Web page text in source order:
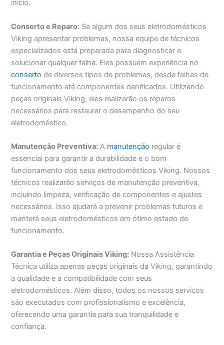
início.
Conserto e Reparo: Se algum dos seus eletrodomésticos
Viking apresentar problemas, nossa equipe de técnicos
especializados está preparada para diagnosticar e
solucionar qualquer falha. Eles possuem experiência no
conserto de diversos tipos de problemas, desde falhas de
funcionamento até componentes danificados. Utilizando
peças originais Viking, eles realizarão os reparos
necessários para restaurar o desempenho do seu
eletrodoméstico.
Manutenção Preventiva: A manutenção regular é
essencial para garantir a durabilidade e o bom
funcionamento dos seus eletrodomésticos Viking. Nossos
técnicos realizarão serviços de manutenção preventiva,
incluindo limpeza, verificação de componentes e ajustes
necessários. Isso ajudará a prevenir problemas futuros e
manterá seus eletrodomésticos em ótimo estado de
funcionamento.
Garantia e Peças Originais Viking: Nossa Assistência
Técnica utiliza apenas peças originais da Viking, garantindo
a qualidade e a compatibilidade com seus
eletrodomésticos. Além disso, todos os nossos serviços
são executados com profissionalismo e excelência,
oferecendo uma garantia para sua tranquilidade e
confiança.